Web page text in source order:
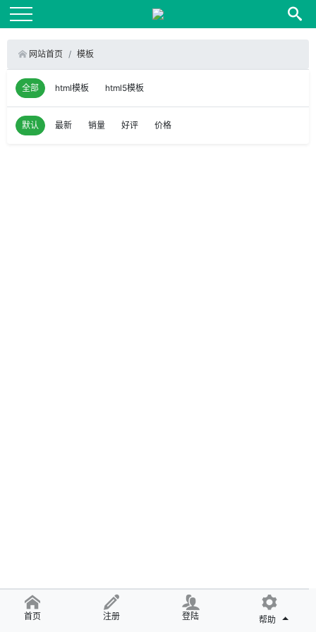
网站首页 模板
全部 html模板 html5模板
默认 最新 销量 好评 价格
首页 注册 登陆 帮助